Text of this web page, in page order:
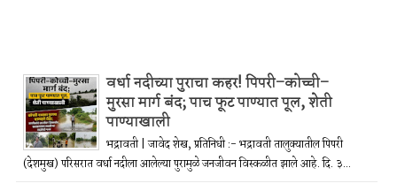
वर्धा नदीच्या पुराचा कहर! पिपरी–कोच्ची–
मुरसा मार्ग बंद; पाच फूट पाण्यात पूल, शेती
पाण्याखाली
भद्रावती | जावेद शेख, प्रतिनिधी :- भद्रावती तालुक्यातील पिपरी
(देशमुख) परिसरात वर्धा नदीला आलेल्या पुरामुळे जनजीवन विस्कळीत झाले आहे. दि. ३...